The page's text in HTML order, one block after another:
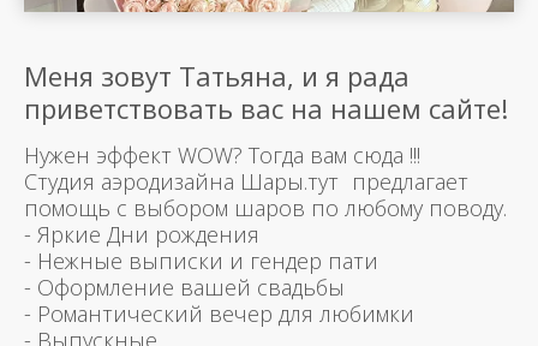
Меня зовут Татьяна, и я рада
приветствовать вас на нашем сайте!
Нужен эффект WOW? Тогда вам сюда !!!
Студия аэродизайна Шары.тут предлагает
помощь с выбором шаров по любому поводу.
- Яркие Дни рождения
- Нежные выписки и гендер пати
- Оформление вашей свадьбы
- Романтический вечер для любимки
- Выпускные